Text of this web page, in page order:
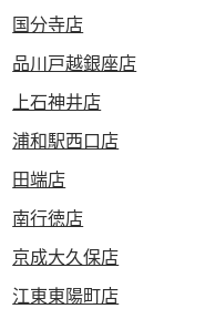
国分寺店
品川戸越銀座店
上石神井店
浦和駅西口店
田端店
南行徳店
京成大久保店
江東東陽町店